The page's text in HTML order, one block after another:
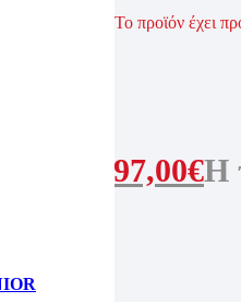
Το προϊόν έχει
97,00€Η